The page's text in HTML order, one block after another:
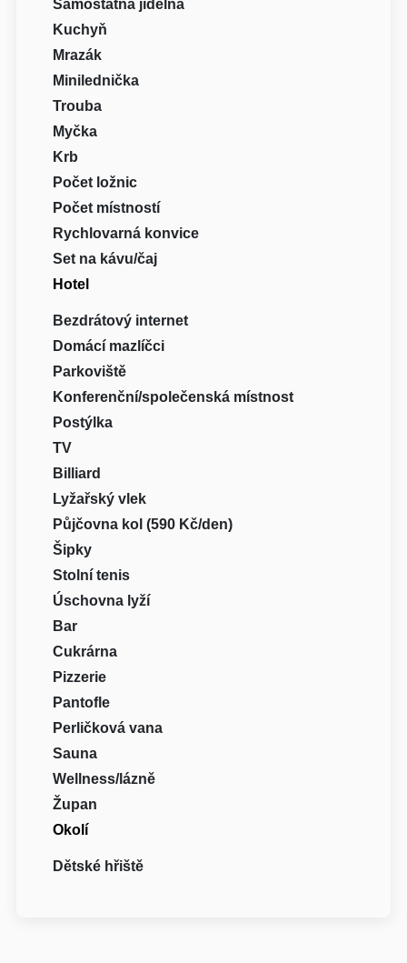
Samostatná jídelna
Kuchyň
Mrazák
Minilednička
Trouba
Myčka
Krb
Počet ložnic
Počet místností
Rychlovarná konvice
Set na kávu/čaj
Hotel
Bezdrátový internet
Domácí mazlíčci
Parkoviště
Konferenční/společenská místnost
Postýlka
TV
Billiard
Lyžařský vlek
Půjčovna kol (590 Kč/den)
Šipky
Stolní tenis
Úschovna lyží
Bar
Cukrárna
Pizzerie
Pantofle
Perličková vana
Sauna
Wellness/lázně
Župan
Okolí
Dětské hřiště